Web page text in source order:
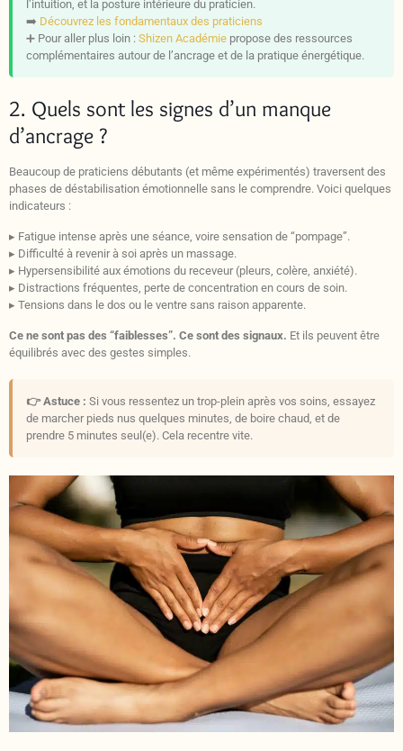
l’intuition, et la posture intérieure du praticien.
➡️ Découvrez les fondamentaux des praticiens
➕ Pour aller plus loin : Shizen Académie propose des ressources
complémentaires autour de l’ancrage et de la pratique énergétique.
2. Quels sont les signes d’un manque
d’ancrage ?
Beaucoup de praticiens débutants (et même expérimentés) traversent des
phases de déstabilisation émotionnelle sans le comprendre. Voici quelques
indicateurs :
▸ Fatigue intense après une séance, voire sensation de “pompage”.
▸ Difficulté à revenir à soi après un massage.
▸ Hypersensibilité aux émotions du receveur (pleurs, colère, anxiété).
▸ Distractions fréquentes, perte de concentration en cours de soin.
▸ Tensions dans le dos ou le ventre sans raison apparente.
Ce ne sont pas des “faiblesses”. Ce sont des signaux. Et ils peuvent être
équilibrés avec des gestes simples.
👉 Astuce : Si vous ressentez un trop-plein après vos soins, essayez
de marcher pieds nus quelques minutes, de boire chaud, et de
prendre 5 minutes seul(e). Cela recentre vite.